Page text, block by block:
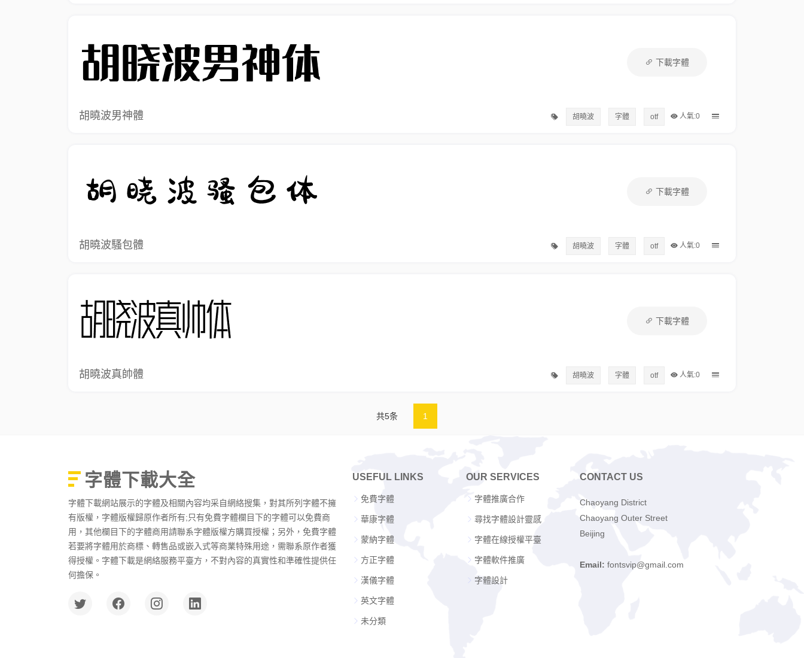
下載字體
胡曉波男神體 人氣:0
胡曉波 字體 otf
下載字體
胡曉波騷包體 人氣:0
胡曉波 字體 otf
下載字體
胡曉波真帥體 人氣:0
胡曉波 字體 otf
共5条 1
字體下載大全
字體下載網站展示的字體及相關內容均采自網絡搜集，對其所列字體不擁
有版權，字體版權歸原作者所有;只有免費字體欄目下的字體可以免費商
用，其他欄目下的字體商用請聯系字體版權方購買授權；另外，免費字體
若要將字體用於商標、轉售品或嵌入式等商業特殊用途，需聯系原作者獲
得授權。字體下載是網絡服務平臺方，不對內容的真實性和準確性提供任
何擔保。
USEFUL LINKS
免費字體
華康字體
蒙納字體
方正字體
漢儀字體
英文字體
未分類
OUR SERVICES
字體推廣合作
尋找字體設計靈感
字體在線授權平臺
字體軟件推廣
字體設計
CONTACT US
Chaoyang District
Chaoyang Outer Street
Beijing
Email: fontsvip@gmail.com